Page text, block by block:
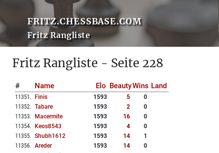
FRITZ.CHESSBASE.COM
Fritz Rangliste
Fritz Rangliste - Seite 228
# Name Elo BeautyWins Land
11351 . Finis 1593 5
0
11352. Tabare 1593 2
0
11353. Macermite 1593 16
0
11354. Keos8543 1593 4
0
11355. Shubh1612 1593 14
1
11356. Areder 1593 14
0